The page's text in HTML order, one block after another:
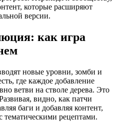
которые расширяют
версии.
как игра
новые уровни, зомби и
где каждое добавление
ветви на стволе дерева. Это
видно, как патчи
баги и добавляя контент,
тематическими рецептами.